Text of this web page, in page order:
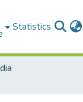
Statistics